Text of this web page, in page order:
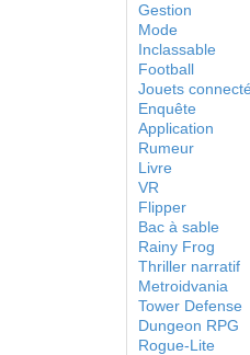
Gestion
Mode
Inclassable
Football
Jouets
Enquête
Application
Rumeur
Livre
VR
Flipper
Bac à sable
Rainy Frog
Thriller narratif
Metroidvania
Tower Defense
Dungeon RPG
Rogue-Lite